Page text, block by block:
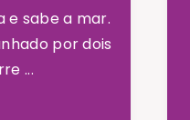
e sabe a mar.
por dois
...